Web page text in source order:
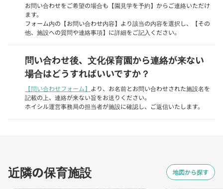
お問い合わせをご希望の場合も【園見学を予約】からご連絡いただけ
ます。
フォーム内の【お問い合わせ内容】より該当の内容を選択し、【その
他、施設への質問や連絡事項】に詳細をご記入ください。
問い合わせ後、文化保育園から連絡が来ない
場合はどうすればいいですか？
【問い合わせフォーム】 より、お名前とお問い合わせされた施設名を
記載の上、連絡が来ない旨をお送りください。
ホイシル運営事務局の担当者が施設に確認し、ご返信いたします。
近隣の保育施設 地図から探す